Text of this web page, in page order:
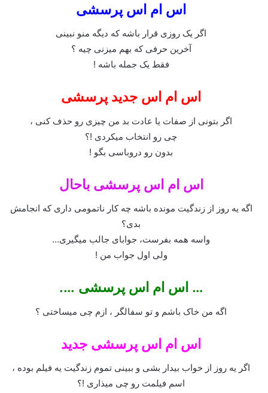
اس ام اس پرسشی
اگر یک روزی قرار باشه که دیگه منو نبینی
آخرین حرفی که بهم میزنی چیه ؟
فقط یک جمله باشه !
اس ام اس جدید پرسشی
اگر بتونی از صفات یا عادت بد من چیزی رو حذف کنی ،
چی رو انتخاب میکردی !؟
بدون رو دروباسی بگو !
اس ام اس پرسشی باحال
اگه یه روز از زندگیت مونده باشه چه کار ناتمومی داری که انجامش
بدی؟
واسه همه بفرست، جوابای جالب میگیری…
ولی اول جواب من !
… اس ام اس پرسشی ….
اگه من خاک باشم و تو سفالگر ، ازم چی میساختی ؟
اس ام اس پرسشی جدید
اگر یه روز از خواب بیدار بشی و ببینی تموم زندگیت یه فیلم بوده ،
اسم فیلمت رو چی میذاری !؟